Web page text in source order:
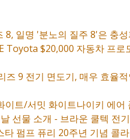
8, 일명 '분노의 질주 8'은 충
Toyota $20,000 자동차 프로
즈 9 전기 면도기, 매우 효율
이트/서밋 화이트나이키 에
선물 소개 - 브라운 쿨텍 전
타 펌프 퓨리 20주년 기념 콜